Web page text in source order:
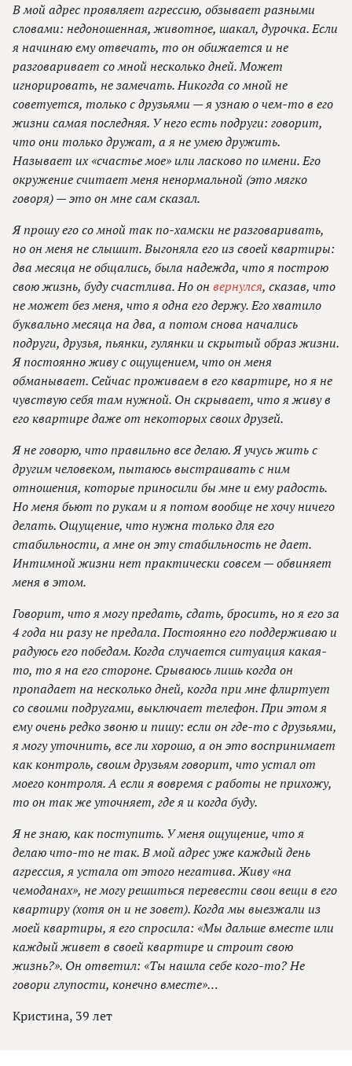
В мой адрес проявляет агрессию, обзывает разными
словами: недоношенная, животное, шакал, дурочка. Если
я начинаю ему отвечать, то он обижается и не
разговаривает со мной несколько дней. Может
игнорировать, не замечать. Никогда со мной не
советуется, только с друзьями — я узнаю о чем-то в его
жизни самая последняя. У него есть подруги: говорит,
что они только дружат, а я не умею дружить.
Называет их «счастье мое» или ласково по имени. Его
окружение считает меня ненормальной (это мягко
говоря) — это он мне сам сказал.
Я прошу его со мной так по-хамски не разговаривать,
но он меня не слышит. Выгоняла его из своей квартиры:
два месяца не общались, была надежда, что я построю
свою жизнь, буду счастлива. Но он вернулся, сказав, что
не может без меня, что я одна его держу. Его хватило
буквально месяца на два, а потом снова начались
подруги, друзья, пьянки, гулянки и скрытый образ жизни.
Я постоянно живу с ощущением, что он меня
обманывает. Сейчас проживаем в его квартире, но я не
чувствую себя там нужной. Он скрывает, что я живу в
его квартире даже от некоторых своих друзей.
Я не говорю, что правильно все делаю. Я учусь жить с
другим человеком, пытаюсь выстраивать с ним
отношения, которые приносили бы мне и ему радость.
Но меня бьют по рукам и я потом вообще не хочу ничего
делать. Ощущение, что нужна только для его
стабильности, а мне он эту стабильность не дает.
Интимной жизни нет практически совсем — обвиняет
меня в этом.
Говорит, что я могу предать, сдать, бросить, но я его за
4 года ни разу не предала. Постоянно его поддерживаю и
радуюсь его победам. Когда случается ситуация какая-
то, то я на его стороне. Срываюсь лишь когда он
пропадает на несколько дней, когда при мне флиртует
со своими подругами, выключает телефон. При этом я
ему очень редко звоню и пишу: если он где-то с друзьями,
я могу уточнить, все ли хорошо, а он это воспринимает
как контроль, своим друзьям говорит, что устал от
моего контроля. А если я вовремя с работы не прихожу,
то он так же уточняет, где я и когда буду.
Я не знаю, как поступить. У меня ощущение, что я
делаю что-то не так. В мой адрес уже каждый день
агрессия, я устала от этого негатива. Живу «на
чемоданах», не могу решиться перевести свои вещи в его
квартиру (хотя он и не зовет). Когда мы выезжали из
моей квартиры, я его спросила: «Мы дальше вместе или
каждый живет в своей квартире и строит свою
жизнь?». Он ответил: «Ты нашла себе кого-то? Не
говори глупости, конечно вместе»…
Кристина, 39 лет